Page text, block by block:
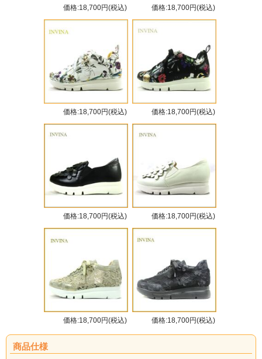
価格:18,700円(税込) 価格:18,700円(税込)
価格:18,700円(税込) 価格:18,700円(税込)
価格:18,700円(税込) 価格:18,700円(税込)
価格:18,700円(税込) 価格:18,700円(税込)
商品仕様